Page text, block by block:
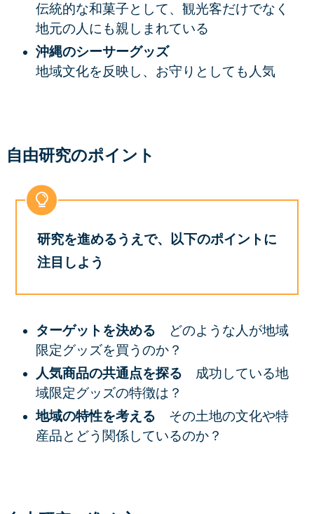
伝統的な和菓子として、観光客だけでなく
地元の人にも親しまれている
沖縄のシーサーグッズ
地域文化を反映し、お守りとしても人気
自由研究のポイント
研究を進めるうえで、以下のポイントに
注目しよう
ターゲットを決める
どのような人が地域
限定グッズを買うのか？
人気商品の共通点を探る
成功している地
域限定グッズの特徴は？
地域の特性を考える その土地の文化や特
産品とどう関係しているのか？